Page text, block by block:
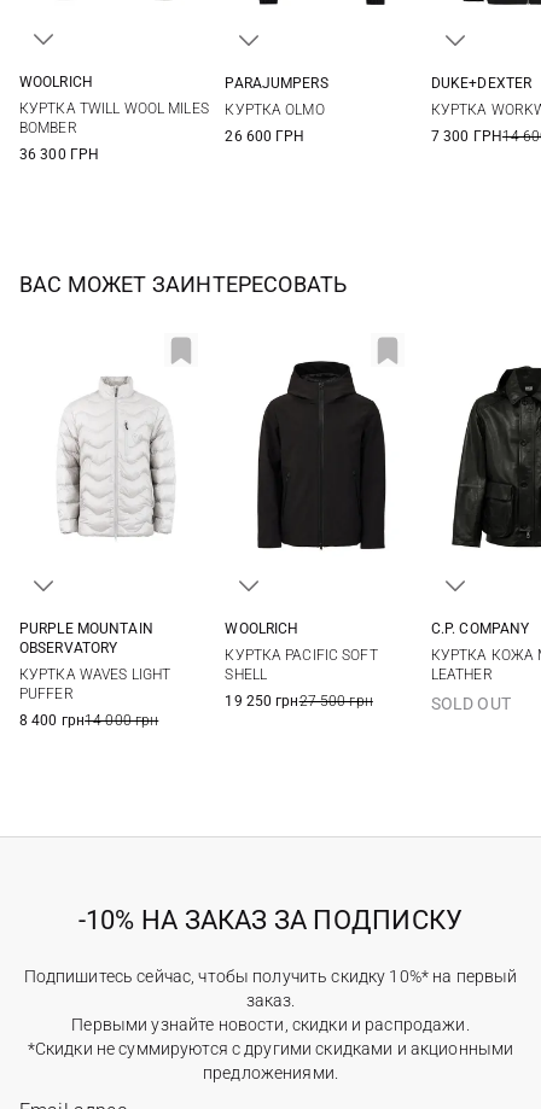
XXL
WOOLRICH
КУРТКА TWILL WOOL MILES
BOMBER
36 300 ГРН
PARAJUMPERS
КУРТКА OLMO
26 600 ГРН
DUKE+DEXTER
КУРТКА
7 300 ГРН14
ВАС МОЖЕТ ЗАИНТЕРЕСОВАТЬ
M L
PURPLE MOUNTAIN
OBSERVATORY
КУРТКА WAVES LIGHT
PUFFER
8 400 грн14 000 грн
3XL
WOOLRICH
КУРТКА PACIFIC SOFT
SHELL
19 250 грн27 500 грн
C.P. COMPANY
КУРТКА КОЖА
LEATHER
SOLD OUT
-10% НА ЗАКАЗ ЗА ПОДПИСКУ
Подпишитесь сейчас, чтобы получить скидку 10%* на первый
заказ.
Первыми узнайте новости, скидки и распродажи.
*Скидки не суммируются с другими скидками и акционными
предложениями.